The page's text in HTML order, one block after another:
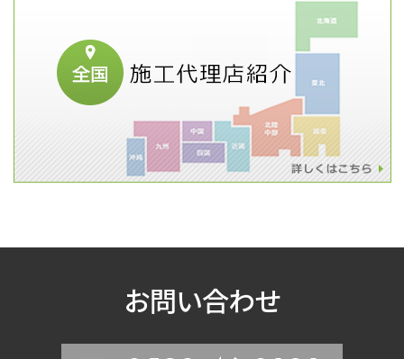
お問い合わせ